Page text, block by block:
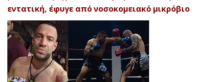
εντατική, έφυγε από νοσοκομειακό μικρόβιο